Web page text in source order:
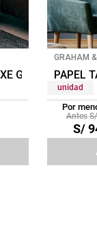
GEO 0.52X10
GRAHAM &
PAPEL
unidad
Por
S/
S/